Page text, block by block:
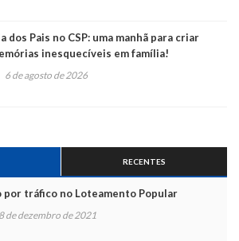
dos Pais no CSP: uma manhã para criar
inesquecíveis em família!
6 de agosto de 2026
RECENTES
por tráfico no Loteamento Popular
de dezembro de 2021